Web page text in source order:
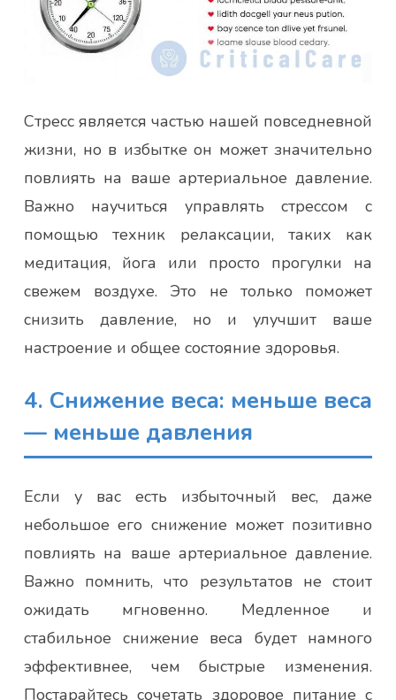
Стресс является частью нашей повседневной
жизни, но в избытке он может значительно
повлиять на ваше артериальное давление.
Важно научиться управлять стрессом с
помощью техник релаксации, таких как
медитация, йога или просто прогулки на
свежем воздухе. Это не только поможет
снизить давление, но и улучшит ваше
настроение и общее состояние здоровья.
4. Снижение веса: меньше веса
— меньше давления
Если у вас есть избыточный вес, даже
небольшое его снижение может позитивно
повлиять на ваше артериальное давление.
Важно помнить, что результатов не стоит
ожидать мгновенно. Медленное и
стабильное снижение веса будет намного
эффективнее, чем быстрые изменения.
Постарайтесь сочетать здоровое питание с